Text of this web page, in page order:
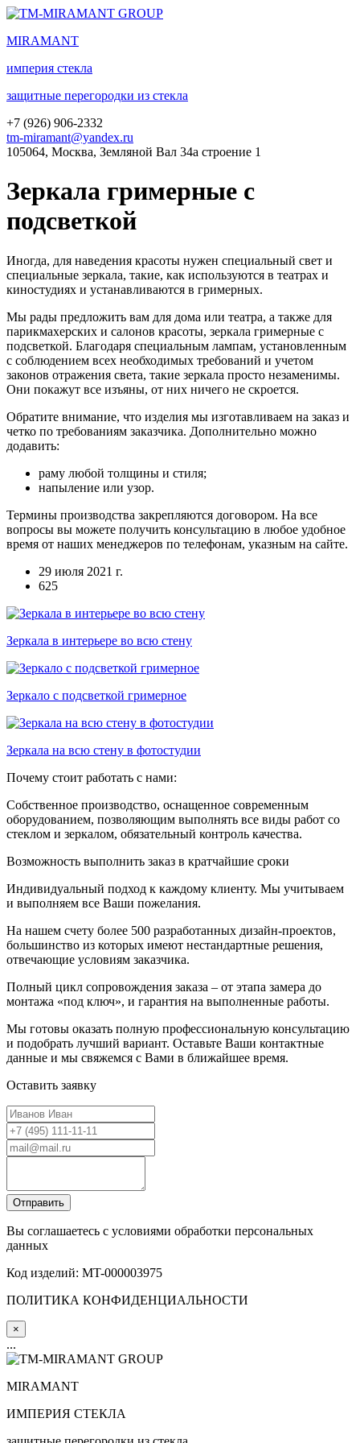
MIRAMANT
империя стекла
защитные перегородки из стекла
+7 (926) 906-2332
tm-miramant@yandex.ru
105064, Москва, Земляной Вал 34а строение 1
Зеркала гримерные с
подсветкой
Иногда, для наведения красоты нужен специальный свет и
специальные зеркала, такие, как используются в театрах и
киностудиях и устанавливаются в гримерных.
Мы рады предложить вам для дома или театра, а также для
парикмахерских и салонов красоты, зеркала гримерные с
подсветкой. Благодаря специальным лампам, установленным
с соблюдением всех необходимых требований и учетом
законов отражения света, такие зеркала просто незаменимы.
Они покажут все изъяны, от них ничего не скроется.
Обратите внимание, что изделия мы изготавливаем на заказ и
четко по требованиям заказчика. Дополнительно можно
додавить:
раму любой толщины и стиля;
напыление или узор.
Термины производства закрепляются договором. На все
вопросы вы можете получить консультацию в любое удобное
время от наших менеджеров по телефонам, указным на сайте.
29 июля 2021 г.
625
Зеркала в интерьере во всю стену
Зеркало с подсветкой гримерное
Зеркала на всю стену в фотостудии
Почему стоит работать с нами:
Собственное производство, оснащенное современным
оборудованием, позволяющим выполнять все виды работ со
стеклом и зеркалом, обязательный контроль качества.
Возможность выполнить заказ в кратчайшие сроки
Индивидуальный подход к каждому клиенту. Мы учитываем
и выполняем все Ваши пожелания.
На нашем счету более 500 разработанных дизайн-проектов,
большинство из которых имеют нестандартные решения,
отвечающие условиям заказчика.
Полный цикл сопровождения заказа – от этапа замера до
монтажа «под ключ», и гарантия на выполненные работы.
Мы готовы оказать полную профессиональную консультацию
и подобрать лучший вариант. Оставьте Ваши контактные
данные и мы свяжемся с Вами в ближайшее время.
Оставить заявку
Вы соглашаетесь с условиями обработки персональных
данных
Код изделий: MT-000003975
ПОЛИТИКА КОНФИДЕНЦИАЛЬНОСТИ
×
...
MIRAMANT
ИМПЕРИЯ СТЕКЛА